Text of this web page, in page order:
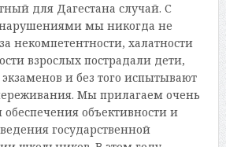
для Дагестана случай. С
мы никогда не
некомпетентности, халатности
взрослых пострадали дети,
и без того испытывают
Мы прилагаем очень
объективности и
государственной